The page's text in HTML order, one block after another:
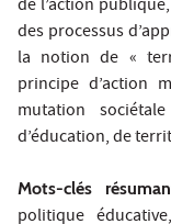
de l’action
des processus
la notion de «
principe d’action
mutation
d’éducation, de
Mots-clés
politique